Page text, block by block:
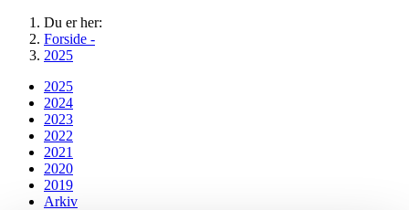
Du er her:
Forside -
2025
2025
2024
2023
2022
2021
2020
2019
Arkiv